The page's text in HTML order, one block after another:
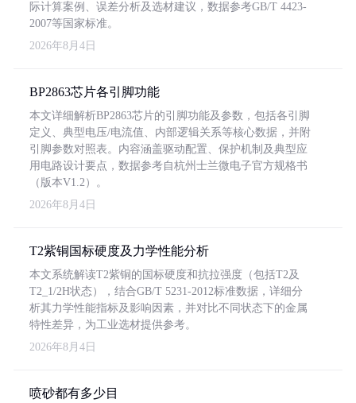
际计算案例、误差分析及选材建议，数据参考GB/T 4423-
2007等国家标准。
2026年8月4日
BP2863芯片各引脚功能
本文详细解析BP2863芯片的引脚功能及参数，包括各引脚
定义、典型电压/电流值、内部逻辑关系等核心数据，并附
引脚参数对照表。内容涵盖驱动配置、保护机制及典型应
用电路设计要点，数据参考自杭州士兰微电子官方规格书
（版本V1.2）。
2026年8月4日
T2紫铜国标硬度及力学性能分析
本文系统解读T2紫铜的国标硬度和抗拉强度（包括T2及
T2_1/2H状态），结合GB/T 5231-2012标准数据，详细分
析其力学性能指标及影响因素，并对比不同状态下的金属
特性差异，为工业选材提供参考。
2026年8月4日
喷砂都有多少目